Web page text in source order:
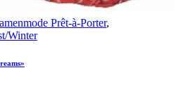
Prêt-à-Porter,
Winter